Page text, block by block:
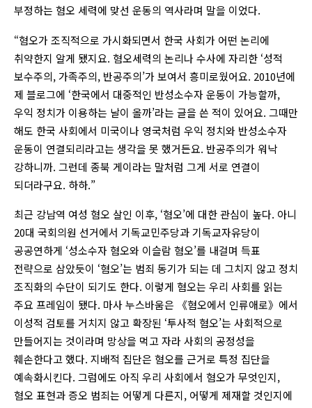
부정하는 혐오 세력에 맞선 운동의 역사라며 말을 이었다.
“혐오가 조직적으로 가시화되면서 한국 사회가 어떤 논리에
취약한지 알게 됐지요. 혐오세력의 논리나 수사에 자리한 ‘성적
보수주의, 가족주의, 반공주의’가 보여서 흥미로웠어요. 2010년에
제 블로그에 ‘한국에서 대중적인 반성소수자 운동이 가능할까,
우익 정치가 이용하는 날이 올까’라는 글을 쓴 적이 있어요. 그때만
해도 한국 사회에서 미국이나 영국처럼 우익 정치와 반성소수자
운동이 연결되리라고는 생각을 못 했거든요. 반공주의가 워낙
강하니까. 그런데 종북 게이라는 말처럼 그게 서로 연결이
되더라구요. 하하.”
최근 강남역 여성 혐오 살인 이후, ‘혐오’에 대한 관심이 높다. 아니
20대 국회의원 선거에서 기독교민주당과 기독교자유당이
공공연하게 ‘성소수자 혐오와 이슬람 혐오’를 내걸며 득표
전략으로 삼았듯이 ‘혐오’는 범죄 동기가 되는 데 그치지 않고 정치
조직화의 수단이 되기도 한다. 이렇게 혐오는 우리 사회를 읽는
주요 프레임이 됐다. 마사 누스바움은 《혐오에서 인류애로》에서
이성적 검토를 거치지 않고 확장된 ‘투사적 혐오’는 사회적으로
만들어지는 것이라며 망상을 먹고 자라 사회의 공정성을
훼손한다고 했다. 지배적 집단은 혐오를 근거로 특정 집단을
예속화시킨다. 그럼에도 아직 우리 사회에서 혐오가 무엇인지,
혐오 표현과 증오 범죄는 어떻게 다른지, 어떻게 제재할 것인지에